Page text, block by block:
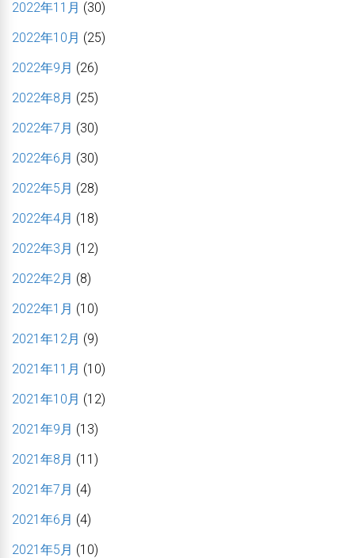
2022年11月 (30)
2022年10月 (25)
2022年9月 (26)
2022年8月 (25)
2022年7月 (30)
2022年6月 (30)
2022年5月 (28)
2022年4月 (18)
2022年3月 (12)
2022年2月 (8)
2022年1月 (10)
2021年12月 (9)
2021年11月 (10)
2021年10月 (12)
2021年9月 (13)
2021年8月 (11)
2021年7月 (4)
2021年6月 (4)
2021年5月 (10)